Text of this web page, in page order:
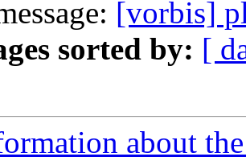
[vorbis]
sorted by: [
about